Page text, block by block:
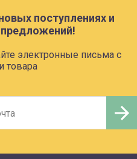
поступлениях и
электронные письма с
товара